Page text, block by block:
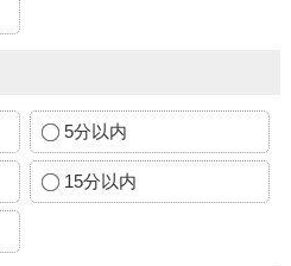
5分以内
15分以内